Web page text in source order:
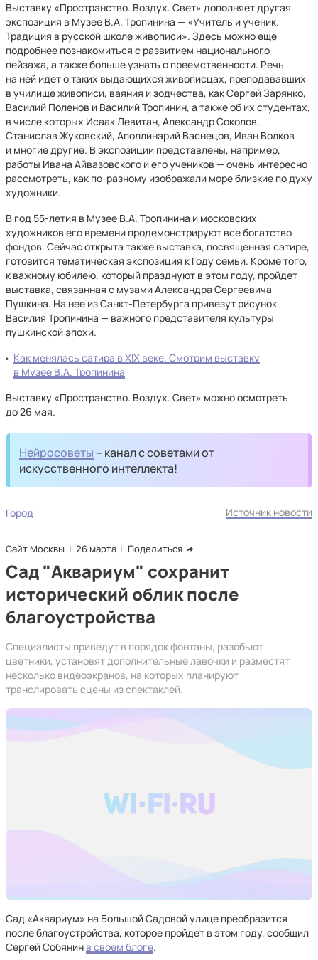
Выставку «Пространство. Воздух. Свет» дополняет другая
экспозиция в Музее В.А. Тропинина — «Учитель и ученик.
Традиция в русской школе живописи». Здесь можно еще
подробнее познакомиться с развитием национального
пейзажа, а также больше узнать о преемственности. Речь
на ней идет о таких выдающихся живописцах, преподававших
в училище живописи, ваяния и зодчества, как Сергей Зарянко,
Василий Поленов и Василий Тропинин, а также об их студентах,
в числе которых Исаак Левитан, Александр Соколов,
Станислав Жуковский, Аполлинарий Васнецов, Иван Волков
и многие другие. В экспозиции представлены, например,
работы Ивана Айвазовского и его учеников — очень интересно
рассмотреть, как по-разному изображали море близкие по духу
художники.
В год 55-летия в Музее В.А. Тропинина и московских
художников его времени продемонстрируют все богатство
фондов. Сейчас открыта также выставка, посвященная сатире,
готовится тематическая экспозиция к Году семьи. Кроме того,
к важному юбилею, который празднуют в этом году, пройдет
выставка, связанная с музами Александра Сергеевича
Пушкина. На нее из Санкт-Петербурга привезут рисунок
Василия Тропинина — важного представителя культуры
пушкинской эпохи.
Как менялась сатира в XIX веке. Смотрим выставку
в Музее В.А. Тропинина
Выставку «Пространство. Воздух. Свет» можно осмотреть
до 26 мая.
Нейросоветы – канал с советами от
искусственного интеллекта!
Город Источник новости
Сайт Москвы 26 марта Поделиться
Сад "Аквариум" сохранит
исторический облик после
благоустройства
Специалисты приведут в порядок фонтаны, разобьют
цветники, установят дополнительные лавочки и разместят
несколько видеоэкранов, на которых планируют
транслировать сцены из спектаклей.
Сад «Аквариум» на Большой Садовой улице преобразится
после благоустройства, которое пройдет в этом году, сообщил
Сергей Собянин в своем блоге.